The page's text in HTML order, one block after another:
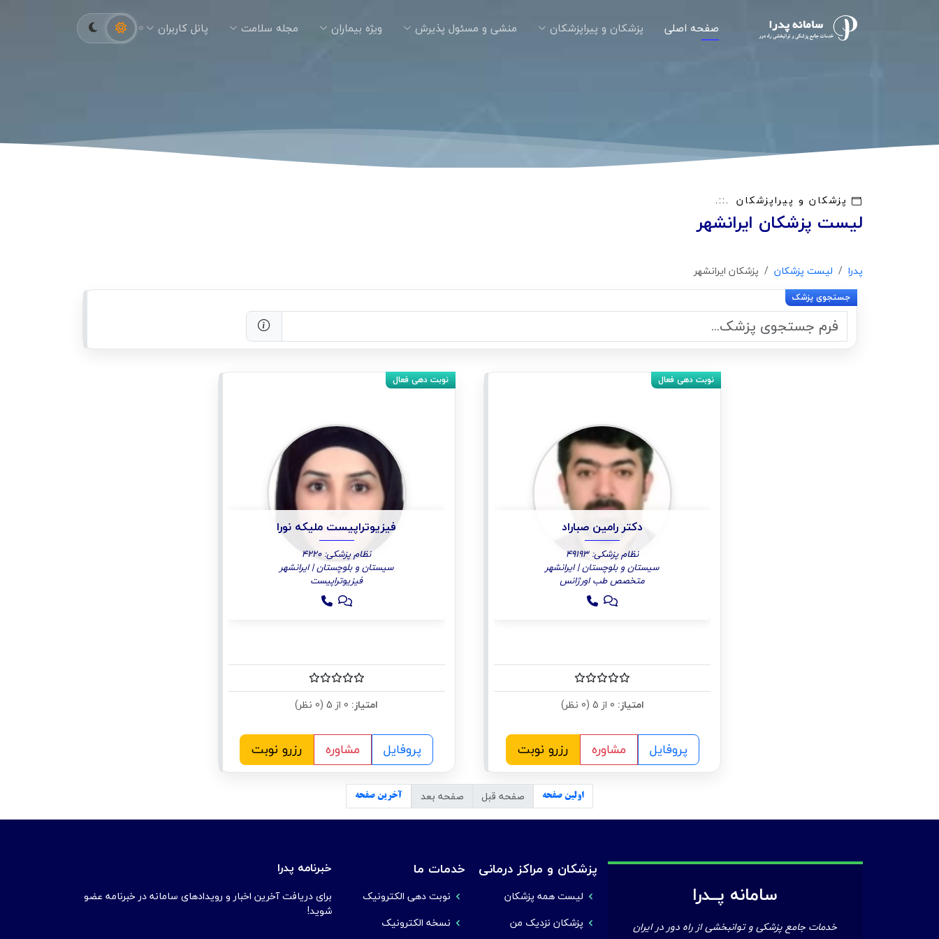
صفحه اصلی پزشکان و پیراپزشکان منشی و مسئول پذیرش ویژه بیماران مجله سلامت پانل کاربران
پزشکان و پیراپزشکان
لیست پزشکان ایرانشهر
پدرا لیست پزشکان پزشکان ایرانشهر
دکتر رامین صباراد
نظام پزشکی: 49193
سیستان و بلوچستان | ایرانشهر
متخصص طب اورژانس
امتیاز:
پروفایل مشاوره رزرو نوبت
فیزیوتراپیست ملیکه نورا
نظام پزشکی: 4220
سیستان و بلوچستان | ایرانشهر
فیزیوتراپیست
امتیاز:
پروفایل مشاوره رزرو نوبت
اولین صفحه صفحه قبل صفحه بعد آخرین صفحه
سامانه پــدرا
خدمات جامع پزشکی و توانبخشی از راه دور در ایران
پزشکان و مراکز درمانی
لیست همه پزشکان
پزشکان نزدیک من
خدمات ما
نوبت دهی الکترونیک
نسخه الکترونیک
خبرنامه پدرا
برای دریافت آخرین اخبار و رویدادهای سامانه در خبرنامه عضو
شوید!